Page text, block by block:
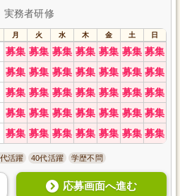
実務者研修
月 火 水 木 金 土 日
募集 募集 募集 募集 募集 募集 募集
募集 募集 募集 募集 募集 募集 募集
募集 募集 募集 募集 募集 募集 募集
募集 募集 募集 募集 募集 募集 募集
募集 募集 募集 募集 募集 募集 募集
活躍 40代活躍 学歴不問
応募画面へ進む